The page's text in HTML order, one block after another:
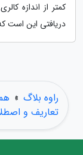
کمتر از اندازه
دریافتی این است
راوه بلاگ »
تعاریف و